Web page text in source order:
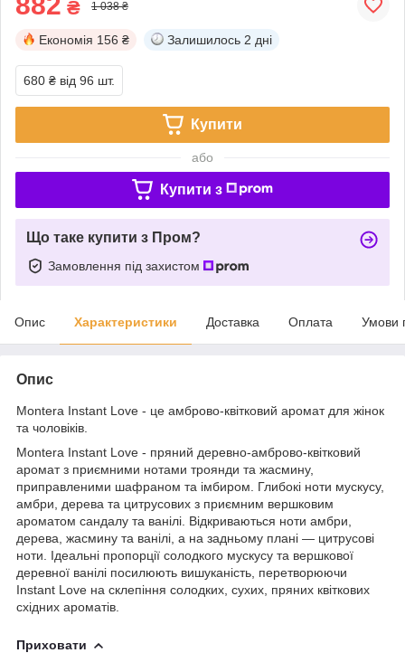
₴ 1 038 ₴
Економія 156 ₴ Залишилось 2 дні
680 ₴ від 96 шт.
Купити
або
Купити з
Що таке купити з Пром?
Замовлення під захистом
Опис Характеристики Доставка Оплата Умови
Опис
Montera Instant Love - це амброво-квітковий аромат для жінок
та чоловіків.
Montera Instant Love - пряний деревно-амброво-квітковий
аромат з приємними нотами троянди та жасмину,
приправленими шафраном та імбиром. Глибокі ноти мускусу,
амбри, дерева та цитрусових з приємним вершковим
ароматом сандалу та ванілі. Відкриваються ноти амбри,
дерева, жасмину та ванілі, а на задньому плані — цитрусові
ноти. Ідеальні пропорції солодкого мускусу та вершкової
деревної ванілі посилюють вишуканість, перетворюючи
Instant Love на склепіння солодких, сухих, пряних квіткових
східних ароматів.
Приховати